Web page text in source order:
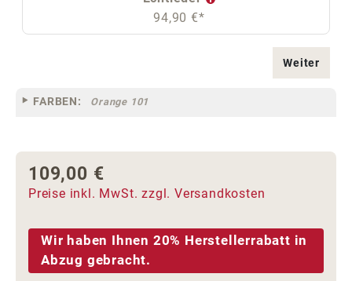
94,90 €*
Weiter
FARBEN: Orange 101
Regulärer Preis:
109,00 €
Preise inkl. MwSt. zzgl. Versandkosten
Wir haben Ihnen 20% Herstellerrabatt in
Abzug gebracht.